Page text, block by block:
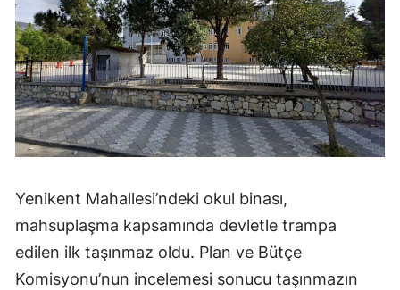
Yenikent Mahallesi’ndeki okul binası,
mahsuplaşma kapsamında devletle trampa
edilen ilk taşınmaz oldu. Plan ve Bütçe
Komisyonu’nun incelemesi sonucu taşınmazın